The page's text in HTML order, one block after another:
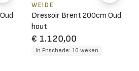
WEIDE
Dressoir Brent 200cm Oud
hout
€ 1.120,00
In Enschede: 10 weken